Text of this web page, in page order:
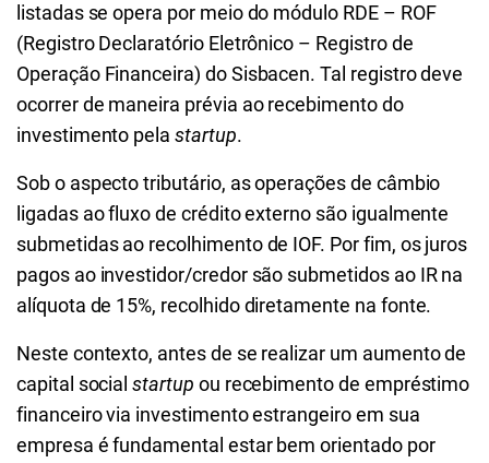
listadas se opera por meio do módulo RDE – ROF
(Registro Declaratório Eletrônico – Registro de
Operação Financeira) do Sisbacen. Tal registro deve
ocorrer de maneira prévia ao recebimento do
investimento pelastartup.
Sob o aspecto tributário, as operações de câmbio
ligadas ao fluxo de crédito externo são igualmente
submetidas ao recolhimento de IOF. Por fim, os juros
pagos ao investidor/credor são submetidos ao IR na
alíquota de 15%, recolhido diretamente na fonte.
Neste contexto, antes de se realizar um aumento de
capital socialstartup ou recebimento de empréstimo
financeiro via investimento estrangeiro em sua
empresa é fundamental estar bem orientado por